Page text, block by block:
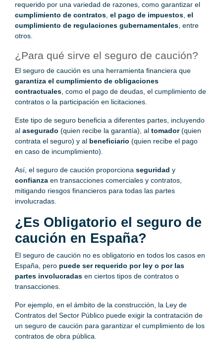
requerido por una variedad de razones, como garantizar el
cumplimiento de contratos el pago de impuestos el
cumplimiento de regulaciones gubernamentales , entre
otros.
¿Para qué sirve el seguro de caución?
El seguro de caución es una herramienta financiera que
garantiza el cumplimiento de obligaciones
contractuales , como el pago de deudas, el cumplimiento de
contratos o la participación en licitaciones.
Este tipo de seguro beneficia a diferentes partes, incluyendo
al asegurado (quien recibe la garantía), al tomador(quien
contrata el seguro) y al beneficiario (quien recibe el pago
en caso de incumplimiento).
Así, el seguro de caución proporciona seguridad y
confianza en transacciones comerciales y contratos,
mitigando riesgos financieros para todas las partes
involucradas.
¿Es Obligatorio el seguro de
caución en España?
El seguro de caución no es obligatorio en todos los casos en
España, pero puede ser requerido por ley o por las
partes involucradas en ciertos tipos de contratos o
transacciones.
Por ejemplo, en el ámbito de la construcción, la Ley de
Contratos del Sector Público puede exigir la contratación de
un seguro de caución para garantizar el cumplimiento de los
contratos de obra pública.